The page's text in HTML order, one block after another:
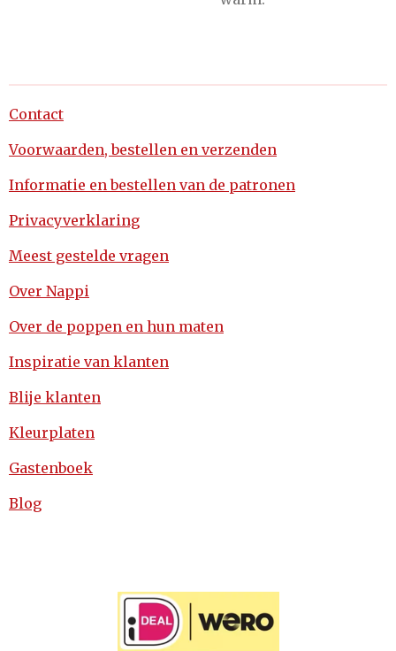
Contact
Voorwaarden, bestellen en verzenden
Informatie en bestellen van de patronen
Privacyverklaring
Meest gestelde vragen
Over Nappi
Over de poppen en hun maten
Inspiratie van klanten
Blije klanten
Kleurplaten
Gastenboek
Blog